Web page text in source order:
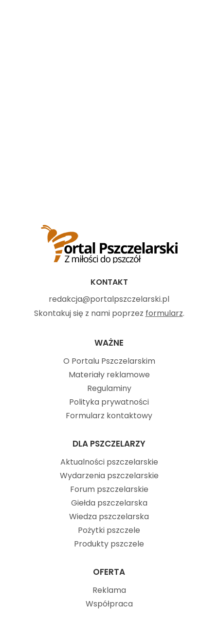
KONTAKT
redakcja@portalpszczelarski.pl
Skontakuj się z nami poprzez formularz.
WAŻNE
O Portalu Pszczelarskim
Materiały reklamowe
Regulaminy
Polityka prywatności
Formularz kontaktowy
DLA PSZCZELARZY
Aktualności pszczelarskie
Wydarzenia pszczelarskie
Forum pszczelarskie
Giełda pszczelarska
Wiedza pszczelarska
Pożytki pszczele
Produkty pszczele
OFERTA
Reklama
Współpraca